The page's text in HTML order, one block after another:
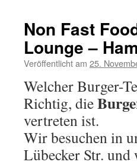
Non Fast
Lounge –
Veröffentlicht am 25.
Welcher Burger-
Richtig, die
vertreten ist.
Wir besuchen in
Lübecker Str. und